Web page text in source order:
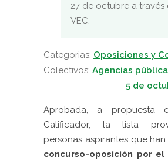
27 de octubre a través
VEC.
Categorias: Oposiciones y
Colectivos: Agencias
5 de
Aprobada, a propuesta
Calificador, la lista
personas aspirantes que
concurso-oposición por el